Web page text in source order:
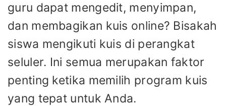
guru dapat mengedit, menyimpan,
dan membagikan kuis online? Bisakah
siswa mengikuti kuis di perangkat
seluler. Ini semua merupakan faktor
penting ketika memilih program kuis
yang tepat untuk Anda.